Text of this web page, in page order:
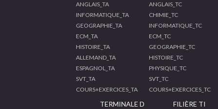
ANGLAIS_TA
INFORMATIQUE_TA
GEOGRAPHIE_TA
ECM_TA
HISTOIRE_TA
ALLEMAND_TA
ESPAGNOL_TA
SVT_TA
COURS+EXERCICES_TA
ANGLAIS_TC
CHIMIE_TC
INFORMATIQUE_TC
ECM_TC
GEOGRAPHIE_TC
HISTOIRE_TC
PHYSIQUE_TC
SVT_TC
COURS+EXERCICES_TC
TERMINALE D FILIÈRE TI